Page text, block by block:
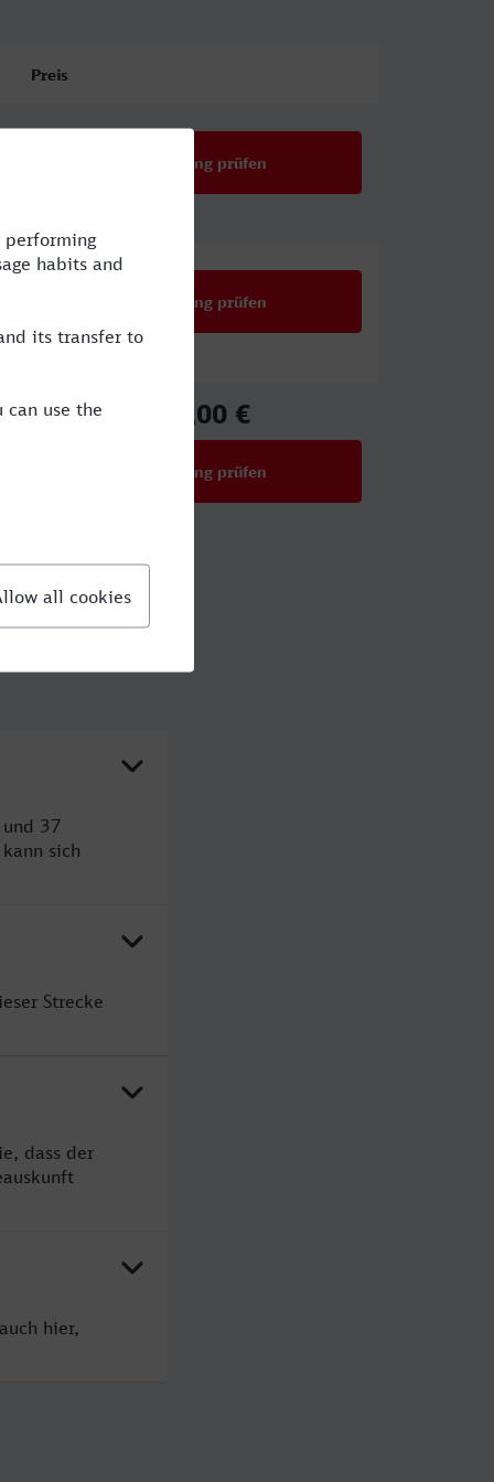
Preis
Verbindung prüfen
Verbindung prüfen
35,00 €
Verbindung prüfen
37
sich
Strecke
dass der
hier,